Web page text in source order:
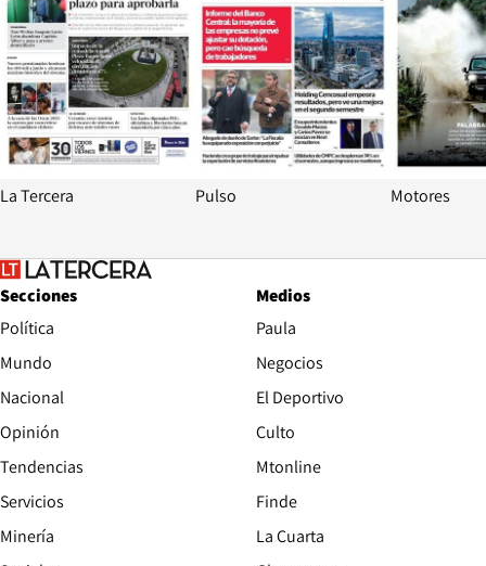
La Tercera Pulso Motores
Secciones
Política
Mundo
Nacional
Opinión
Tendencias
Servicios
Minería
Medios
Paula
Negocios
El Deportivo
Culto
Mtonline
Finde
La Cuarta